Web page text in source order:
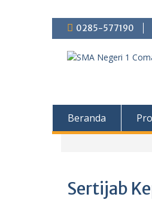
0285-577190
Beranda
Sertijab